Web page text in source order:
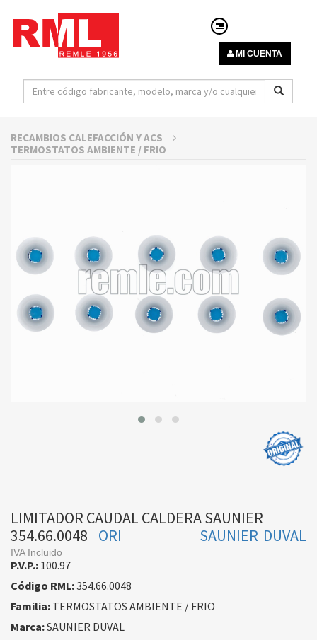
MI CUENTA
RECAMBIOS CALEFACCIÓN Y ACS
TERMOSTATOS AMBIENTE / FRIO
LIMITADOR CAUDAL CALDERA SAUNIER
354.66.0048
SAUNIER DUVAL
ORI
IVA Incluido
P.V.P.: 100.97
Código RML:354.66.0048
Familia: TERMOSTATOS AMBIENTE / FRIO
Marca:SAUNIER DUVAL